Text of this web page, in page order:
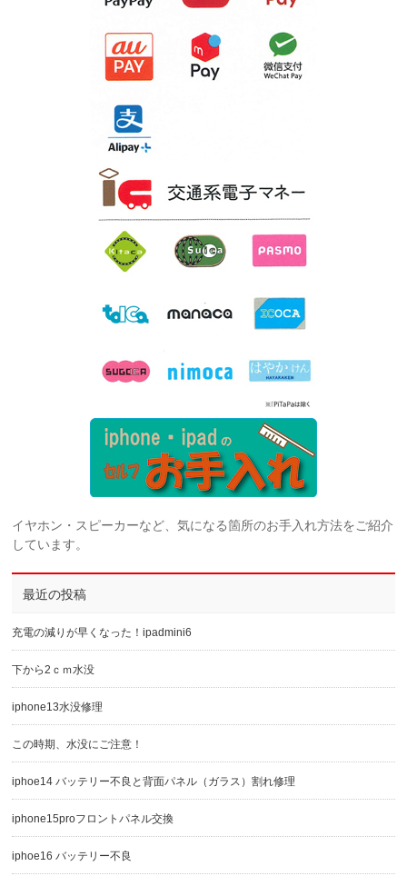
イヤホン・スピーカーなど、気になる箇所のお手入れ方法をご紹介
しています。
最近の投稿
充電の減りが早くなった！ipadmini6
下から2ｃｍ水没
iphone13水没修理
この時期、水没にご注意！
iphoe14 バッテリー不良と背面パネル（ガラス）割れ修理
iphone15proフロントパネル交換
iphoe16 バッテリー不良